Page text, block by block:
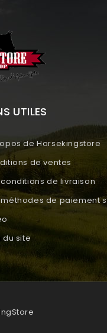
UTILES
de Horsekingstore
de ventes
conditions de livraison
méthodes de paiement
du site